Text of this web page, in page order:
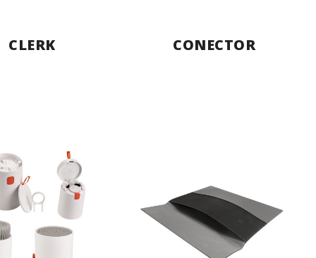
CLERK CONECTOR